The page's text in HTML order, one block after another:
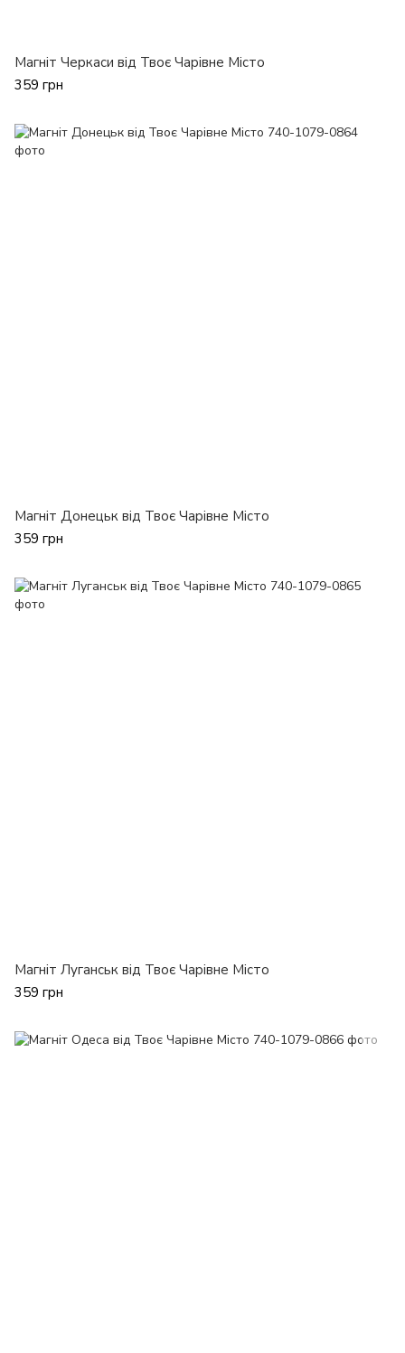
Магніт Черкаси від Твоє Чарівне Місто
359 грн
Магніт Донецьк від Твоє Чарівне Місто
359 грн
Магніт Луганськ від Твоє Чарівне Місто
359 грн